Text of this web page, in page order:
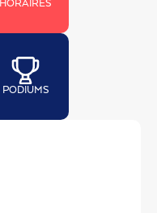
HORAIRES
PODIUMS